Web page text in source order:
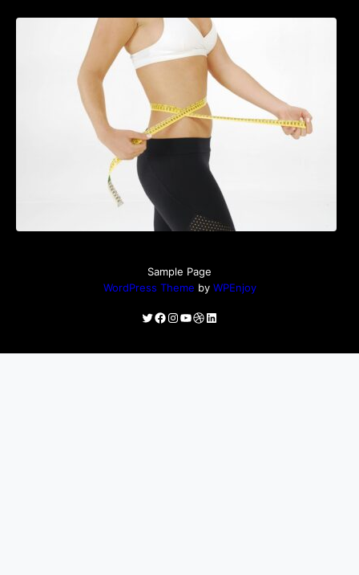
Tratamentul Wegovy® generează o scădere
în greutate de până la 22,6% la femei în
perioada menopauzei și reduce la jumătate
riscul de migrene
Sample Page
WordPress Theme by WPEnjoy
Twitter
Facebook
Instagram
YouTube
Dribbble
LinkedIn